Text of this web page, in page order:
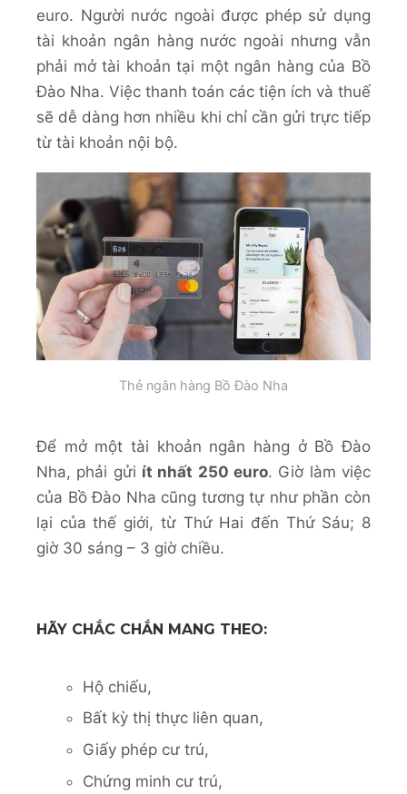
euro. Người nước ngoài được phép sử dụng
tài khoản ngân hàng nước ngoài nhưng vẫn
phải mở tài khoản tại một ngân hàng của Bồ
Đào Nha. Việc thanh toán các tiện ích và thuế
sẽ dễ dàng hơn nhiều khi chỉ cần gửi trực tiếp
từ tài khoản nội bộ.
Thẻ ngân hàng Bồ Đào Nha
Để mở một tài khoản ngân hàng ở Bồ Đào
Nha, phải gửi ít nhất 250 euro. Giờ làm việc
của Bồ Đào Nha cũng tương tự như phần còn
lại của thế giới, từ Thứ Hai đến Thứ Sáu; 8
giờ 30 sáng – 3 giờ chiều.
HÃY CHẮC CHẮN MANG THEO:
Hộ chiếu,
Bất kỳ thị thực liên quan,
Giấy phép cư trú,
Chứng minh cư trú,